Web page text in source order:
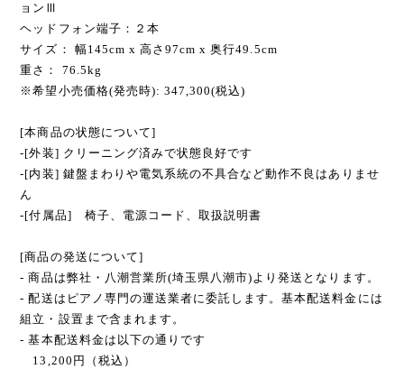
ョンⅢ
ヘッドフォン端子：２本
サイズ： 幅145cm x 高さ97cm x 奥行49.5cm
重さ： 76.5kg
※希望小売価格(発売時): 347,300(税込)
[本商品の状態について]
-[外装] クリーニング済みで状態良好です
-[内装] 鍵盤まわりや電気系統の不具合など動作不良はありませ
ん
-[付属品] 椅子、電源コード、取扱説明書
[商品の発送について]
- 商品は弊社・八潮営業所(埼玉県八潮市)より発送となります。
- 配送はピアノ専門の運送業者に委託します。基本配送料金には
組立・設置まで含まれます。
- 基本配送料金は以下の通りです
13,200円（税込）